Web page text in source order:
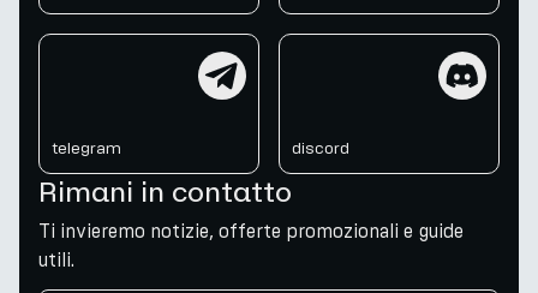
telegram discord
Rimani in contatto
Ti invieremo notizie, offerte promozionali e guide
utili.